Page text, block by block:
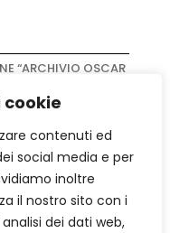
cookie
contenuti ed
social media e per
inoltre
il nostro sito con i
dei dati web,
“ARCHIVIO OSCAR
02760330411
Informativa form|